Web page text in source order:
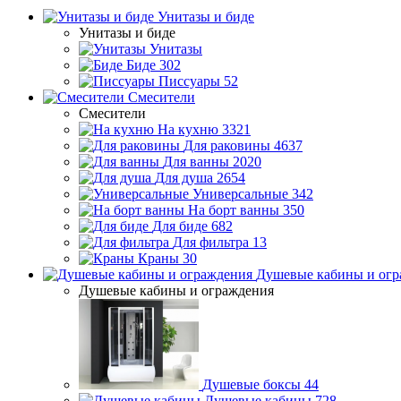
Унитазы и биде
Унитазы и биде
Унитазы
Биде 302
Писсуары 52
Смесители
Смесители
На кухню 3321
Для раковины 4637
Для ванны 2020
Для душа 2654
Универсальные 342
На борт ванны 350
Для биде 682
Для фильтра 13
Краны 30
Душевые кабины и
Душевые кабины и ограждения
Душевые боксы 44